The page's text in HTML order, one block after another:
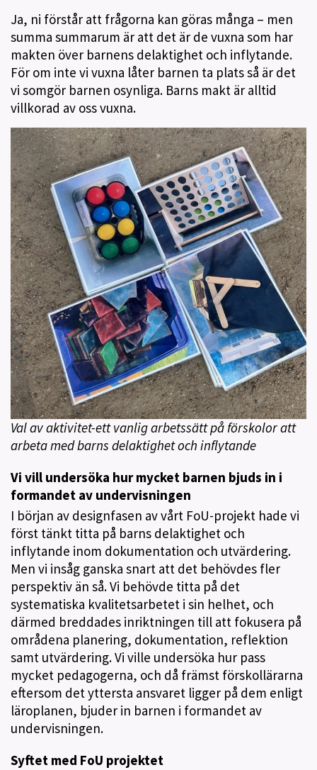
Ja, ni förstår att frågorna kan göras många – men
summa summarum är att det är de vuxna som har
makten över barnens delaktighet och inflytande.
För om inte vi vuxna låter barnen ta plats så är det
vi somgör barnen osynliga. Barns makt är alltid
villkorad av oss vuxna.
Val av aktivitet-ett vanlig arbetssätt på förskolor att
arbeta med barns delaktighet och inflytande
Vi vill undersöka hur mycket barnen bjuds in i
formandet av undervisningen
I början av designfasen av vårt FoU-projekt hade vi
först tänkt titta på barns delaktighet och
inflytande inom dokumentation och utvärdering.
Men vi insåg ganska snart att det behövdes fler
perspektiv än så. Vi behövde titta på det
systematiska kvalitetsarbetet i sin helhet, och
därmed breddades inriktningen till att fokusera på
områdena planering, dokumentation, reflektion
samt utvärdering. Vi ville undersöka hur pass
mycket pedagogerna, och då främst förskollärarna
eftersom det yttersta ansvaret ligger på dem enligt
läroplanen, bjuder in barnen i formandet av
undervisningen.
Syftet med FoU projektet